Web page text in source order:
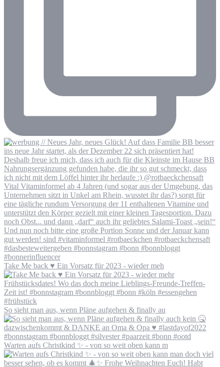
Take Me back ♥️ Ein Vorsatz für 2023 - wieder meh
So sieht man aus, wenn Pläne aufgehen & finally au
Warten aufs Christkind ✨ - von so weit oben kann m